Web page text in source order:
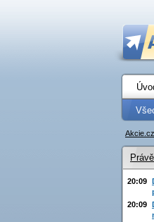
Akcie.cz
20:09
20:09